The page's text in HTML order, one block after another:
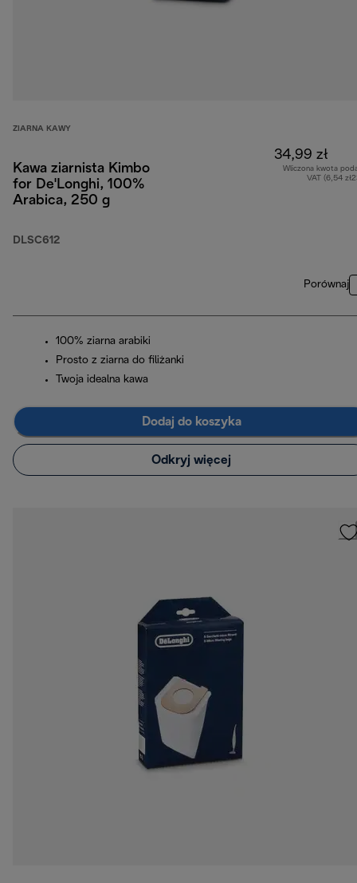
ZIARNA KAWY
Kawa ziarnista Kimbo
for De'Longhi, 100%
Arabica, 250 g
DLSC612
34,99 zł
Wliczona kwota
VAT (6,54
Porównaj
100% ziarna arabiki
Prosto z ziarna do filiżanki
Twoja idealna kawa
Dodaj do koszyka
Odkryj więcej